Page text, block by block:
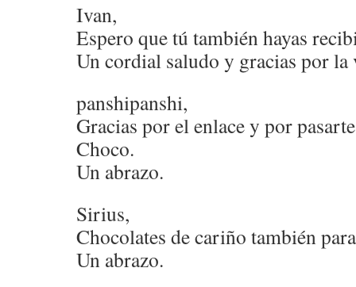
Ivan,
Espero que tú también hayas
Un cordial saludo y gracias por la
panshipanshi,
Gracias por el enlace y por
Choco.
Un abrazo.
Sirius,
Chocolates de cariño también
Un abrazo.